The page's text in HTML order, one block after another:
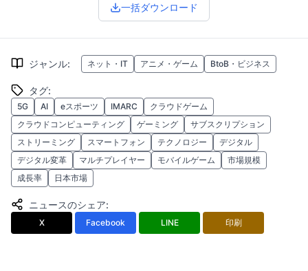
一括ダウンロード
ジャンル: ネット・IT アニメ・ゲーム BtoB・ビジネス
タグ:
5G AI eスポーツ IMARC
クラウドゲーム
クラウドコンピューティング
ゲーミング
サブスクリプション
ストリーミング
スマートフォン テクノロジー
デジタル
デジタル変革
マルチプレイヤー モバイルゲーム
市場規模
成長率
日本市場
ニュースのシェア:
X Facebook LINE 印刷